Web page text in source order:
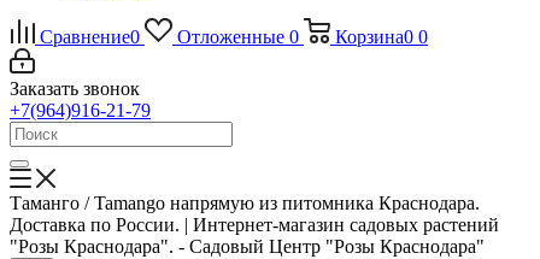
Сравнение0 Отложенные 0 Корзина0 0
Заказать звонок
+7(964)916-21-79
Таманго / Tamango напрямую из питомника Краснодара.
Доставка по России. | Интернет-магазин садовых растений
"Розы Краснодара". - Садовый Центр "Розы Краснодара"